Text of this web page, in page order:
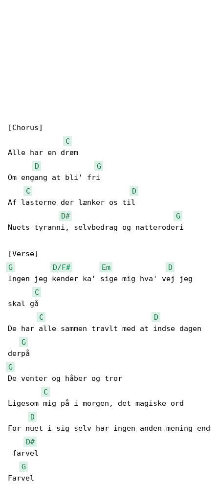
[Chorus]
C
Alle har en drøm
D
G
Om engang at bli' fri
C
D
Af lasterne der lænker os til
D#
G
Nuets tyranni, selvbedrag og natteroderi
G
D/F# Em
D
Ingen jeg kender ka' sige mig hva' vej jeg
C
skal gå
C
D
De har alle sammen travlt med at indse dagen
G
G
De venter og håber og tror
C
Ligesom mig på i morgen, det magiske ord
D
For nuet i sig selv har ingen anden mening end
D#
farvel
G
Farvel